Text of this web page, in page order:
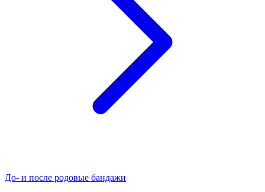
До- и после родовые бандажи